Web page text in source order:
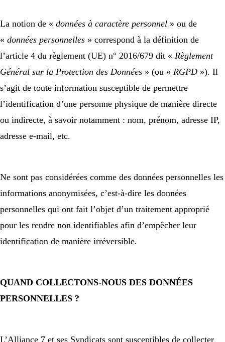
La notion de « données à caractère personnel » ou de
« données personnelles » correspond à la définition de
l’article 4 du règlement (UE) n° 2016/679 dit « Règlement
Général sur la Protection des Données » (ou « RGPD »). Il
s’agit de toute information susceptible de permettre
l’identification d’une personne physique de manière directe
ou indirecte, à savoir notamment : nom, prénom, adresse IP,
adresse e-mail, etc.
Ne sont pas considérées comme des données personnelles les
informations anonymisées, c’est-à-dire les données
personnelles qui ont fait l’objet d’un traitement approprié
pour les rendre non identifiables afin d’empêcher leur
identification de manière irréversible.
QUAND COLLECTONS-NOUS DES DONNÉES
PERSONNELLES ?
L’Alliance 7 et ses Syndicats sont susceptibles de collecter